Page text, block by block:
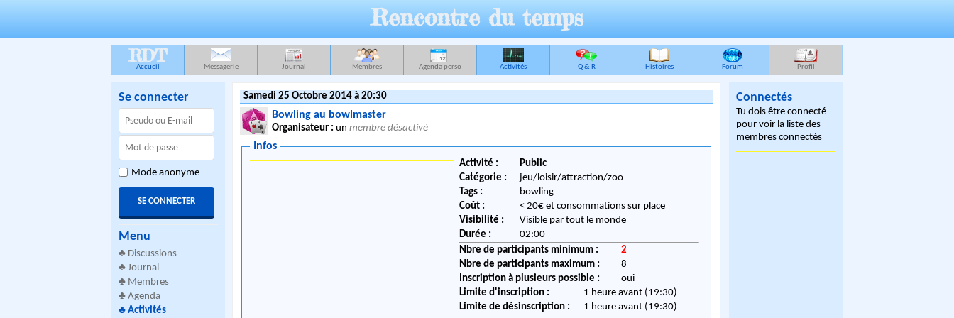
Rencontre du temps
RDT
Accueil Messagerie Journal Membres Agenda perso Activités Q & R Histoires Forum Profil
Se connecter
Mode anonyme
Menu
♣ Discussions
♣ Journal
♣ Membres
♣ Agenda
♣ Activités
Samedi 25 Octobre 2014 à 20:30
Bowling au bowlmaster
Organisateur : un membre désactivé
Infos
Activité :
Public
Catégorie :
jeu/loisir/attraction/zoo
Tags :
bowling
Coût :
< 20€ et consommations sur place
Visibilité :
Visible par tout le monde
Durée :
02:00
Nbre de participants minimum :
2
Nbre de participants maximum :
8
Inscription à plusieurs possible :
oui
Limite d'inscription :
1 heure avant (19:30)
Limite de désinscription :
1 heure avant (19:30)
Connectés
Tu dois être connecté
pour voir la liste des
membres connectés